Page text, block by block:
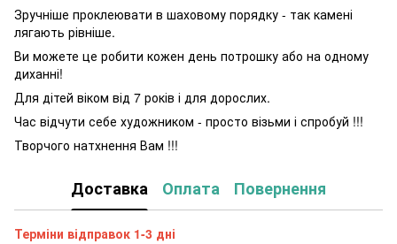
Зручніше проклеювати в шаховому порядку - так камені
лягають рівніше.
Ви можете це робити кожен день потрошку або на одному
диханні!
Для дітей віком від 7 років і для дорослих.
Час відчути себе художником - просто візьми і спробуй !!!
Творчого натхнення Вам !!!
Доставка Оплата Повернення
Терміни відправок 1-3 дні